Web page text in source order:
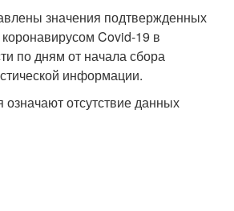
значения подтвержденных
Covid-19 в
по дням от начала сбора
информации.
отсутствие данных